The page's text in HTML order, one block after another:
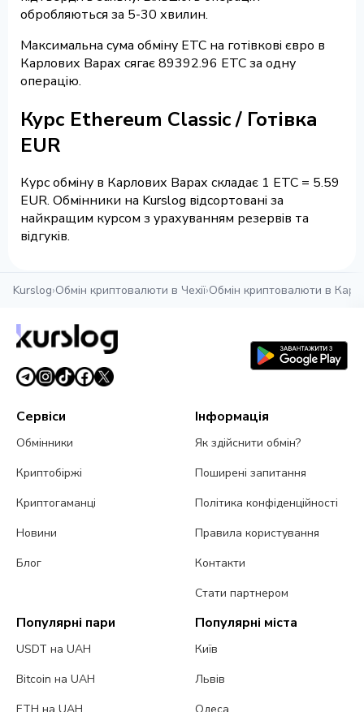
обробляються за 5-30 хвилин.
Максимальна сума обміну ETC на готівкові євро в
Карлових Варах сягає 89392.96 ETC за одну
операцію.
Курс Ethereum Classic / Готівка
EUR
Курс обміну в Карлових Варах складає 1 ETC = 5.59
EUR. Обмінники на Kurslog відсортовані за
найкращим курсом з урахуванням резервів та
відгуків.
Kurslog›Обмін криптовалюти в Чехії›Обмін криптовалюти в
Сервіси
Обмінники
Криптобіржі
Криптогаманці
Новини
Блог
Інформація
Як здійснити обмін?
Поширені запитання
Політика конфіденційності
Правила користування
Контакти
Стати партнером
Популярні пари
USDT на UAH
Bitcoin на UAH
Популярні міста
Київ
Львів